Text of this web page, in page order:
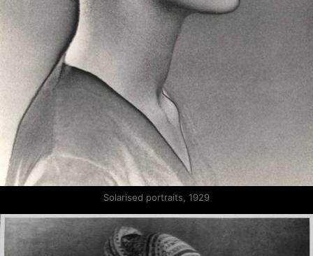
Solarised portraits, 1929